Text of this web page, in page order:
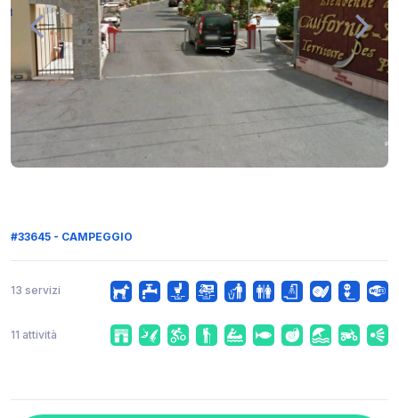
#33645 - CAMPEGGIO
13 servizi
11 attività